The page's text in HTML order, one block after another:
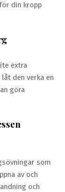
din kropp
extra
den verka en
göra
som
av och
och